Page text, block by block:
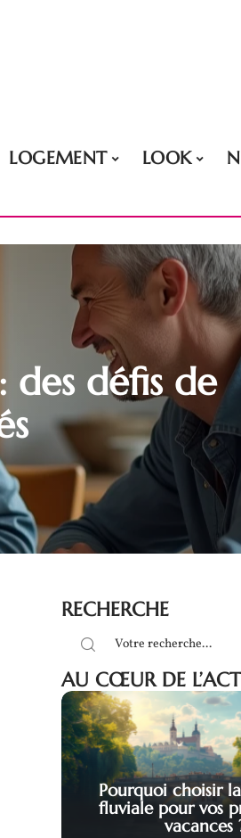
LOGEMENT LOOK
des défis de
RECHERCHE
AU CŒUR DE
Pourquoi choisir
fluviale pour vos
vacances